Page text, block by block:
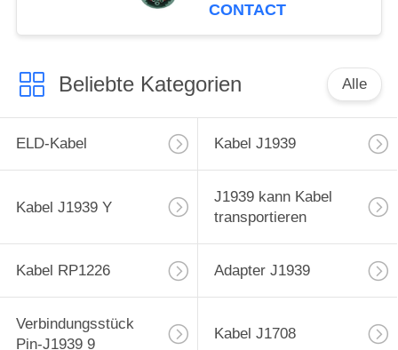
CONTACT
Beliebte Kategorien Alle
ELD-Kabel Kabel J1939
Kabel J1939 Y
J1939 kann Kabel
transportieren
Kabel RP1226 Adapter J1939
Verbindungsstück
Pin-J1939 9
Kabel J1708